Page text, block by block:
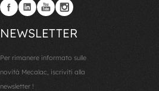
NEWSLETTER
Per rimanere informato sulle
novità Mecalac, iscriviti alla
newsletter !